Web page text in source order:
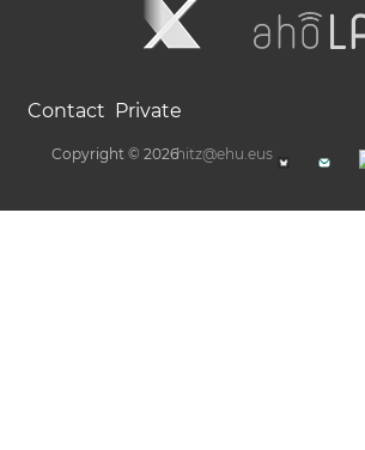
Contact Private
Copyright © 2026hitz@ehu.eus